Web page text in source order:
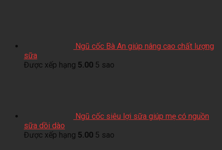
Ngũ cốc Bà An giúp nâng cao chất lượng
sữa
Được xếp hạng 5.00 5 sao
Ngũ cốc siêu lợi sữa giúp mẹ có nguồn
sữa dồi dào
Được xếp hạng 5.00 5 sao